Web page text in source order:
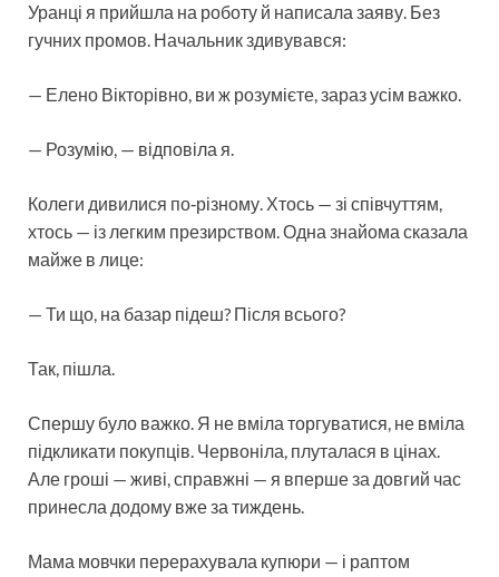
Уранці я прийшла на роботу й написала заяву. Без
гучних промов. Начальник здивувався:
— Елено Вікторівно, ви ж розумієте, зараз усім важко.
— Розумію, — відповіла я.
Колеги дивилися по‑різному. Хтось — зі співчуттям,
хтось — із легким презирством. Одна знайома сказала
майже в лице:
— Ти що, на базар підеш? Після всього?
Так, пішла.
Спершу було важко. Я не вміла торгуватися, не вміла
підкликати покупців. Червоніла, плуталася в цінах.
Але гроші — живі, справжні — я вперше за довгий час
принесла додому вже за тиждень.
Мама мовчки перерахувала купюри — і раптом